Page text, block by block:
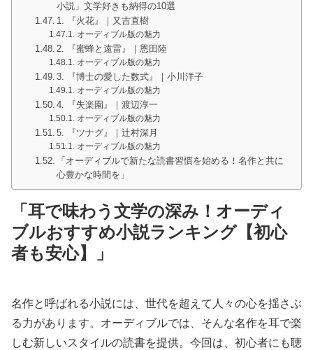
小説」文学好きも納得の10選
1. 『火花』｜又吉直樹
オーディブル版の魅力
2. 『蜜蜂と遠雷』｜恩田陸
オーディブル版の魅力
3. 『博士の愛した数式』｜小川洋子
オーディブル版の魅力
4. 『失楽園』｜渡辺淳一
オーディブル版の魅力
5. 『ツナグ』｜辻村深月
オーディブル版の魅力
「オーディブルで新たな読書習慣を始める！名作と共に
心豊かな時間を」
「耳で味わう文学の深み！オーディ
ブルおすすめ小説ランキング【初心
者も安心】」
名作と呼ばれる小説には、世代を超えて人々の心を揺さぶ
る力があります。オーディブルでは、そんな名作を耳で楽
しむ新しいスタイルの読書を提供。今回は、初心者にも聴